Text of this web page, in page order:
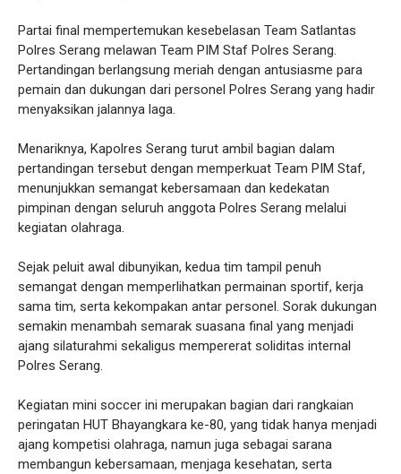
Partai final mempertemukan kesebelasan Team Satlantas
Polres Serang melawan Team PIM Staf Polres Serang.
Pertandingan berlangsung meriah dengan antusiasme para
pemain dan dukungan dari personel Polres Serang yang hadir
menyaksikan jalannya laga.
Menariknya, Kapolres Serang turut ambil bagian dalam
pertandingan tersebut dengan memperkuat Team PIM Staf,
menunjukkan semangat kebersamaan dan kedekatan
pimpinan dengan seluruh anggota Polres Serang melalui
kegiatan olahraga.
Sejak peluit awal dibunyikan, kedua tim tampil penuh
semangat dengan memperlihatkan permainan sportif, kerja
sama tim, serta kekompakan antar personel. Sorak dukungan
semakin menambah semarak suasana final yang menjadi
ajang silaturahmi sekaligus mempererat soliditas internal
Polres Serang.
Kegiatan mini soccer ini merupakan bagian dari rangkaian
peringatan HUT Bhayangkara ke-80, yang tidak hanya menjadi
ajang kompetisi olahraga, namun juga sebagai sarana
membangun kebersamaan, menjaga kesehatan, serta